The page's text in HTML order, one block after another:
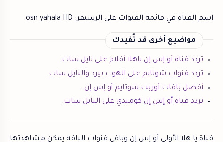
اسم القناة في قائمة القنوات على الرسيفر: osn yahala HD.
مواضيع أخرى قد تُفيدك
تردد قناة أو إس إن ياهلا أفلام على نايل سات,
تردد قنوات شوتايم على الهوت بيرد والنايل سات.
أفضل باقات أوربت شوتايم أو إس إن.
تردد قناة أو إس إن كوميدي على النايل سات.
قناة يا هلا الأولى أو إس إن وباقي قنوات الباقة يمكن مشاهدتها